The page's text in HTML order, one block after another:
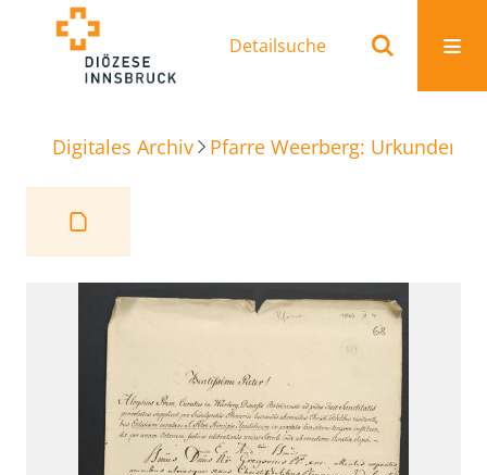
Detailsuche
Digitales Archiv Pfarre Weerberg: Urkunden